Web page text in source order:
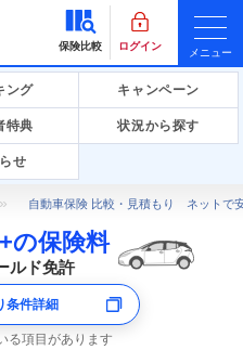
保険比較 ログイン
メニュー
ング キャンペーン
特典 状況から探す
せ
自動車保険 比較・見積もり ネットで
の保険料
ルド免許
条件詳細
る項目があります